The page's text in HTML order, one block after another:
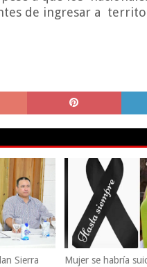
de ingresar a
Sierra
Mujer se habría